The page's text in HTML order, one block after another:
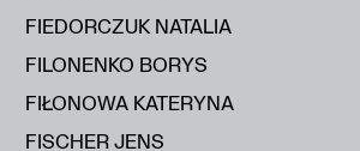
FIEDORCZUK NATALIA
FILONENKO BORYS
FIŁONOWA KATERYNA
FISCHER JENS